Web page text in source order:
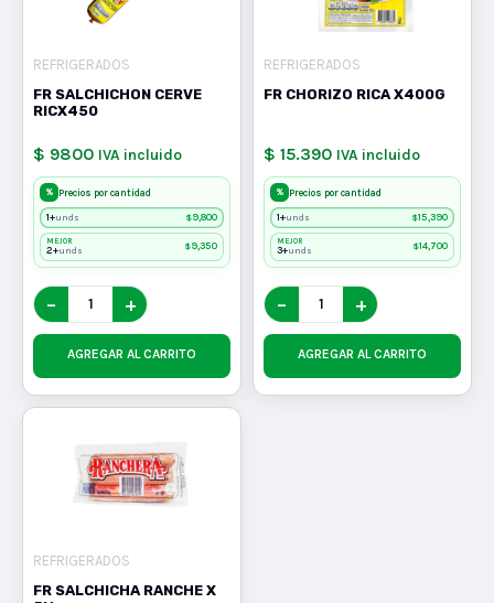
REFRIGERADOS
FR SALCHICHON CERVE
RICX450
$ 9800 IVA incluido
% Precios por cantidad
1+unds $9,800
MEJOR
2+unds $9,350
− +
AGREGAR AL CARRITO
REFRIGERADOS
FR CHORIZO RICA X400G
$ 15.390 IVA incluido
% Precios por cantidad
1+unds $15,390
MEJOR
3+unds $14,700
− +
AGREGAR AL CARRITO
REFRIGERADOS
FR SALCHICHA RANCHE X